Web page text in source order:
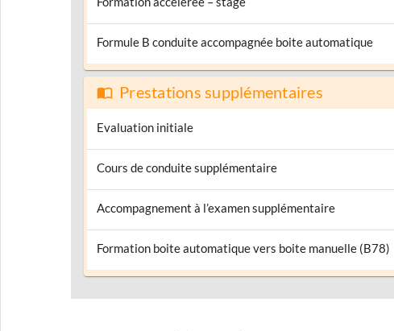
Formule B conduite accompagnée boite automatique
Prestations supplémentaires
Evaluation initiale
Cours de conduite supplémentaire
Accompagnement à l’examen supplémentaire
Formation boite automatique vers boite manuelle (B78)